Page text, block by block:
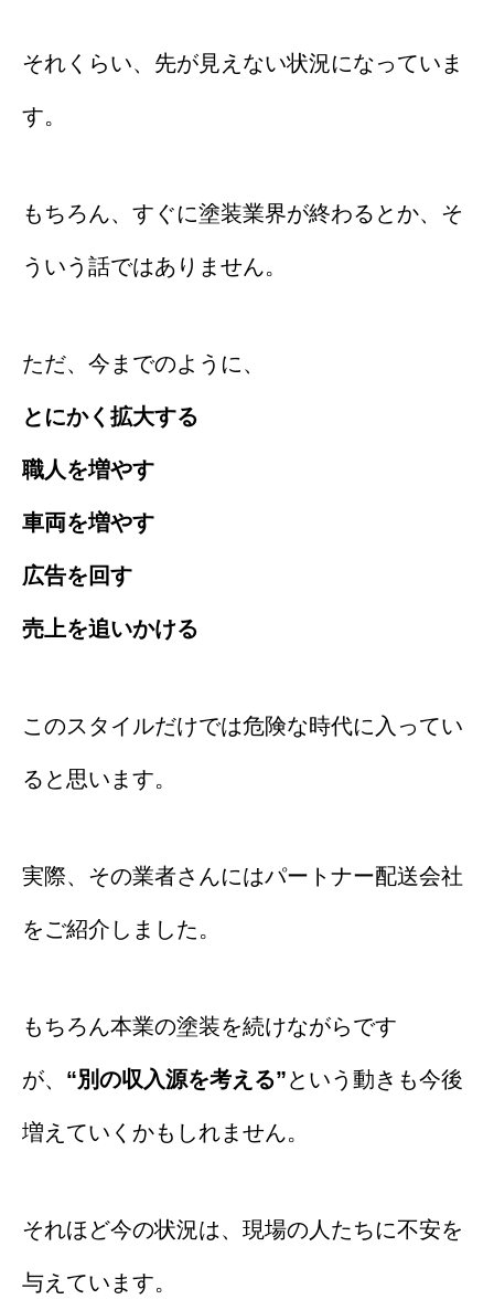
それくらい、先が見えない状況になっていま
す。
もちろん、すぐに塗装業界が終わるとか、そ
ういう話ではありません。
ただ、今までのように、
とにかく拡大する
職人を増やす
車両を増やす
広告を回す
売上を追いかける
このスタイルだけでは危険な時代に入ってい
ると思います。
実際、その業者さんにはパートナー配送会社
をご紹介しました。
もちろん本業の塗装を続けながらです
が、 “別の収入源を考える”という動きも今後
増えていくかもしれません。
それほど今の状況は、現場の人たちに不安を
与えています。